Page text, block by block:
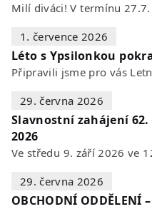
1. července 2026
Léto s Ypsilonkou
29. června 2026
Slavnostní zahájení 62.
2026
29. června 2026
OBCHODNÍ